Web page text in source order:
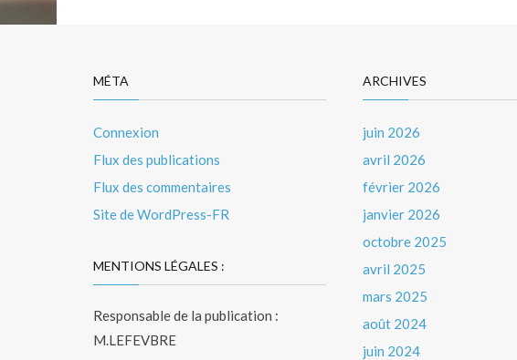
MÉTA
Connexion
Flux des publications
Flux des commentaires
Site de WordPress-FR
MENTIONS LÉGALES :
Responsable de la publication :
M.LEFEVBRE
ARCHIVES
juin 2026
avril 2026
février 2026
janvier 2026
octobre 2025
avril 2025
mars 2025
août 2024
juin 2024